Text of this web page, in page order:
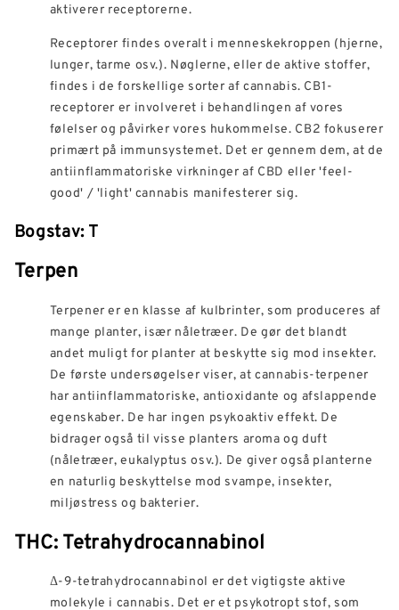
aktiverer receptorerne.
Receptorer findes overalt i menneskekroppen (hjerne,
lunger, tarme osv.). Nøglerne, eller de aktive stoffer,
findes i de forskellige sorter af cannabis. CB1-
receptorer er involveret i behandlingen af vores
følelser og påvirker vores hukommelse. CB2 fokuserer
primært på immunsystemet. Det er gennem dem, at de
antiinflammatoriske virkninger af CBD eller 'feel-
good' / 'light' cannabis manifesterer sig.
Bogstav: T
Terpen
Terpener er en klasse af kulbrinter, som produceres af
mange planter, især nåletræer. De gør det blandt
andet muligt for planter at beskytte sig mod insekter.
De første undersøgelser viser, at cannabis-terpener
har antiinflammatoriske, antioxidante og afslappende
egenskaber. De har ingen psykoaktiv effekt. De
bidrager også til visse planters aroma og duft
(nåletræer, eukalyptus osv.). De giver også planterne
en naturlig beskyttelse mod svampe, insekter,
miljøstress og bakterier.
THC: Tetrahydrocannabinol
Δ-9-tetrahydrocannabinol er det vigtigste aktive
molekyle i cannabis. Det er et psykotropt stof, som